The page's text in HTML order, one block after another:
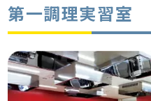
第一調理実習室